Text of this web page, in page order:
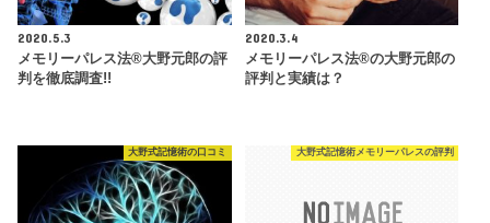
2020.5.3
メモリーパレス法®︎大野元郎の評
判を徹底調査!!
2020.3.4
メモリーパレス法®︎の大野元郎の
評判と実績は？
大野式記憶術の口コミ 大野式記憶術メモリーパレスの評判